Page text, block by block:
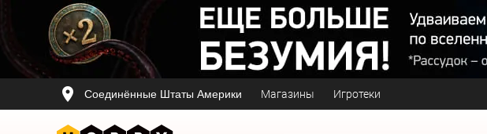
Соединённые Штаты Америки Магазины Игротеки